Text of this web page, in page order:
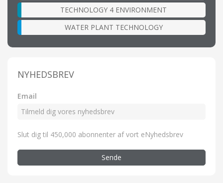
TECHNOLOGY 4 ENVIRONMENT
WATER PLANT TECHNOLOGY
NYHEDSBREV
Email
Slut dig til 450,000 abonnenter af vort eNyhedsbrev
Sende